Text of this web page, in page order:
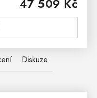
47 509 Kč
WHITE HOME
Diskuze